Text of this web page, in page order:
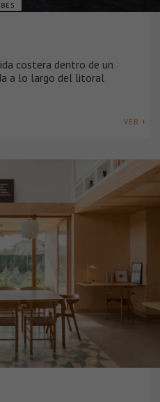
costera dentro de un
a lo largo del litoral
VER +